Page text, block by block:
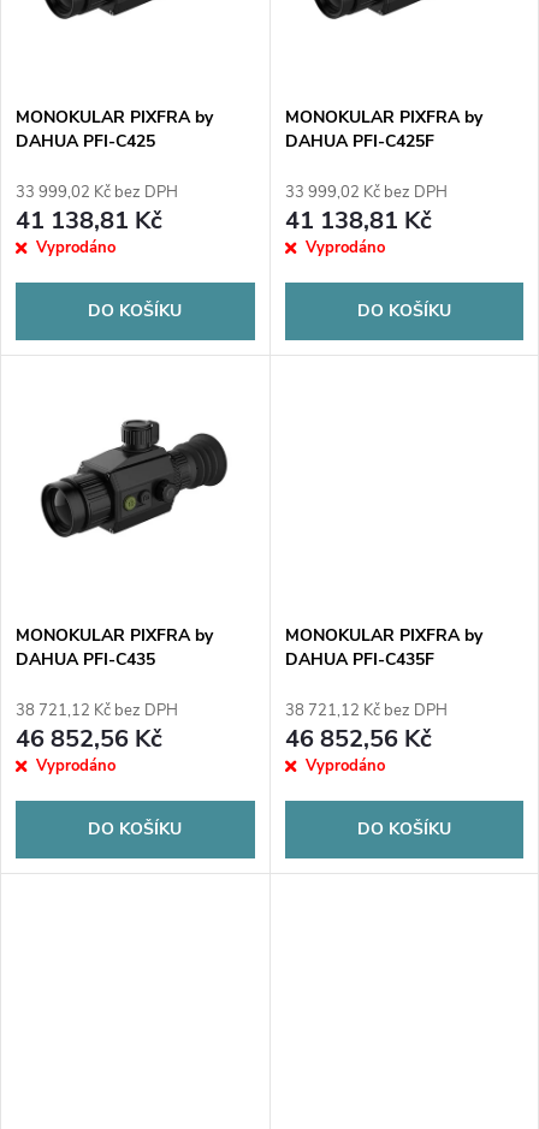
p
r
o
u
s
p
r
o
d
MONOKULAR PIXFRA by
DAHUA PFI-C425
33 999,02 Kč bez DPH
41 138,81 Kč
Vyprodáno
DO KOŠÍKU
MONOKULAR PIXFRA by
DAHUA PFI-C425F
33 999,02 Kč bez DPH
41 138,81 Kč
Vyprodáno
DO KOŠÍKU
MONOKULAR PIXFRA by
DAHUA PFI-C435
38 721,12 Kč bez DPH
46 852,56 Kč
Vyprodáno
DO KOŠÍKU
MONOKULAR PIXFRA by
DAHUA PFI-C435F
38 721,12 Kč bez DPH
46 852,56 Kč
Vyprodáno
DO KOŠÍKU